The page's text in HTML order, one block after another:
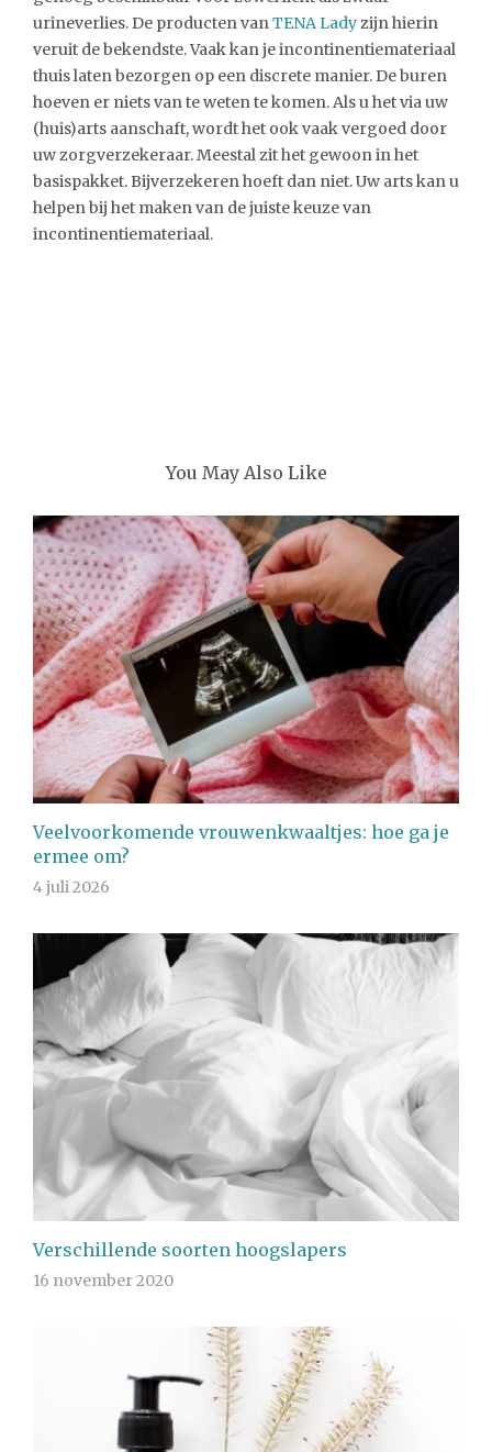
urineverlies. De producten vanTENA Ladyzijn hierin
veruit de bekendste. Vaak kan je incontinentiemateriaal
thuis laten bezorgen op een discrete manier. De buren
hoeven er niets van te weten te komen. Als u het via uw
(huis)arts aanschaft, wordt het ook vaak vergoed door
uw zorgverzekeraar. Meestal zit het gewoon in het
basispakket. Bijverzekeren hoeft dan niet. Uw arts kan u
helpen bij het maken van de juiste keuze van
incontinentiemateriaal.
You May Also Like
Veelvoorkomende vrouwenkwaaltjes: hoe ga je
ermee om?
4 juli 2026
Verschillende soorten hoogslapers
16 november 2020